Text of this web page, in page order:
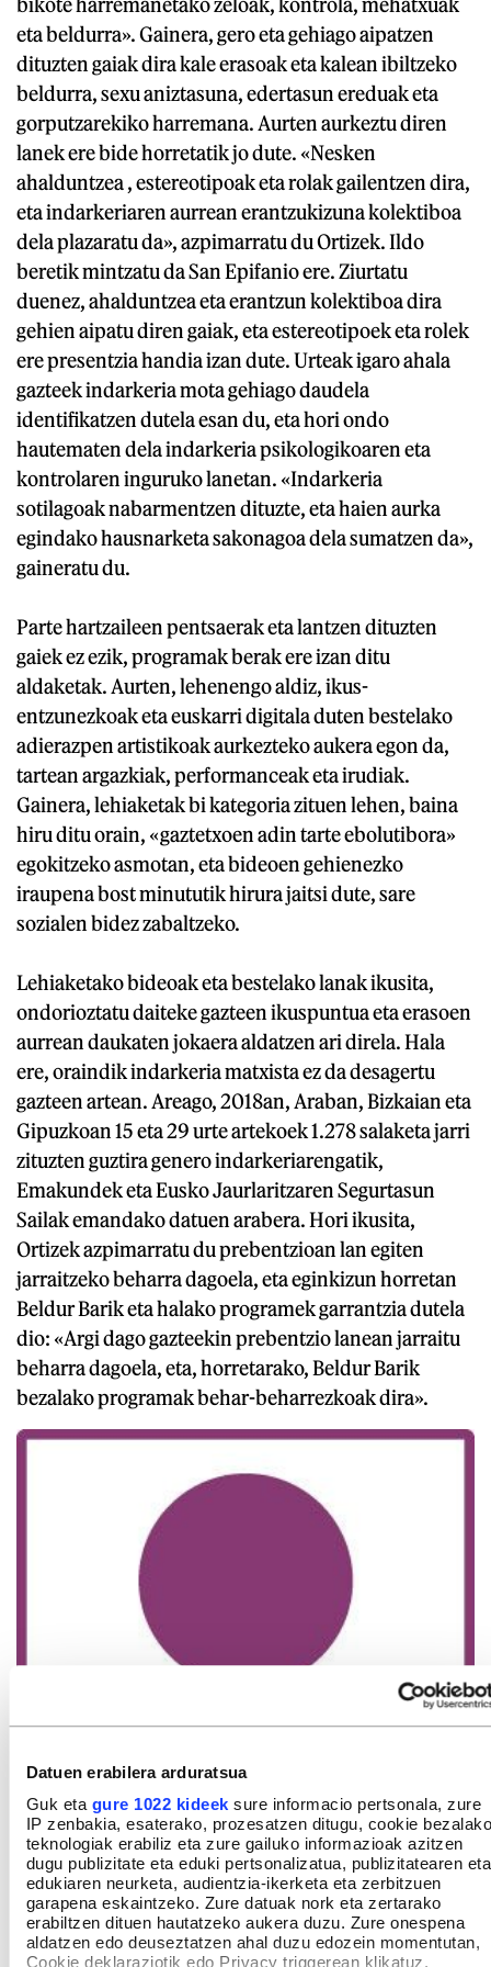
Datuen erabilera arduratsua
Guk eta gure 1022 kideek sure informacio pertsonala, zure
IP zenbakia, esaterako, prozesatzen ditugu, cookie bezalako
teknologiak erabiliz eta zure gailuko informazioak azitzen
dugu publizitate eta eduki pertsonalizatua, publizitatearen eta
edukiaren neurketa, audientzia-ikerketa eta zerbitzuen
garapena eskaintzeko. Zure datuak nork eta zertarako
erabiltzen dituen hautatzeko aukera duzu. Zure onespena
aldatzen edo deuseztatzen ahal duzu edozein momentutan,
Cookie deklaraziotik edo Privacy triggerean klikatuz.
eta beldurra». Gainera, gero eta gehiago aipatzen
dituzten gaiak dira kale erasoak eta kalean ibiltzeko
beldurra, sexu aniztasuna, edertasun ereduak eta
gorputzarekiko harremana. Aurten aurkeztu diren
lanek ere bide horretatik jo dute. «Nesken
ahalduntzea , estereotipoak eta rolak gailentzen dira,
eta indarkeriaren aurrean erantzukizuna kolektiboa
dela plazaratu da», azpimarratu du Ortizek. Ildo
beretik mintzatu da San Epifanio ere. Ziurtatu
duenez, ahalduntzea eta erantzun kolektiboa dira
gehien aipatu diren gaiak, eta estereotipoek eta rolek
ere presentzia handia izan dute. Urteak igaro ahala
gazteek indarkeria mota gehiago daudela
identifikatzen dutela esan du, eta hori ondo
hautematen dela indarkeria psikologikoaren eta
kontrolaren inguruko lanetan. «Indarkeria
sotilagoak nabarmentzen dituzte, eta haien aurka
egindako hausnarketa sakonagoa dela sumatzen da»,
gaineratu du.
Parte hartzaileen pentsaerak eta lantzen dituzten
gaiek ez ezik, programak berak ere izan ditu
aldaketak. Aurten, lehenengo aldiz, ikus-
entzunezkoak eta euskarri digitala duten bestelako
adierazpen artistikoak aurkezteko aukera egon da,
tartean argazkiak, performanceak eta irudiak.
Gainera, lehiaketak bi kategoria zituen lehen, baina
hiru ditu orain, «gaztetxoen adin tarte ebolutibora»
egokitzeko asmotan, eta bideoen gehienezko
iraupena bost minututik hirura jaitsi dute, sare
sozialen bidez zabaltzeko.
Lehiaketako bideoak eta bestelako lanak ikusita,
ondorioztatu daiteke gazteen ikuspuntua eta erasoen
aurrean daukaten jokaera aldatzen ari direla. Hala
ere, oraindik indarkeria matxista ez da desagertu
gazteen artean. Areago, 2018an, Araban, Bizkaian eta
Gipuzkoan 15 eta 29 urte artekoek 1.278 salaketa jarri
zituzten guztira genero indarkeriarengatik,
Emakundek eta Eusko Jaurlaritzaren Segurtasun
Sailak emandako datuen arabera. Hori ikusita,
Ortizek azpimarratu du prebentzioan lan egiten
jarraitzeko beharra dagoela, eta eginkizun horretan
Beldur Barik eta halako programek garrantzia dutela
dio: «Argi dago gazteekin prebentzio lanean jarraitu
beharra dagoela, eta, horretarako, Beldur Barik
bezalako programak behar-beharrezkoak dira».